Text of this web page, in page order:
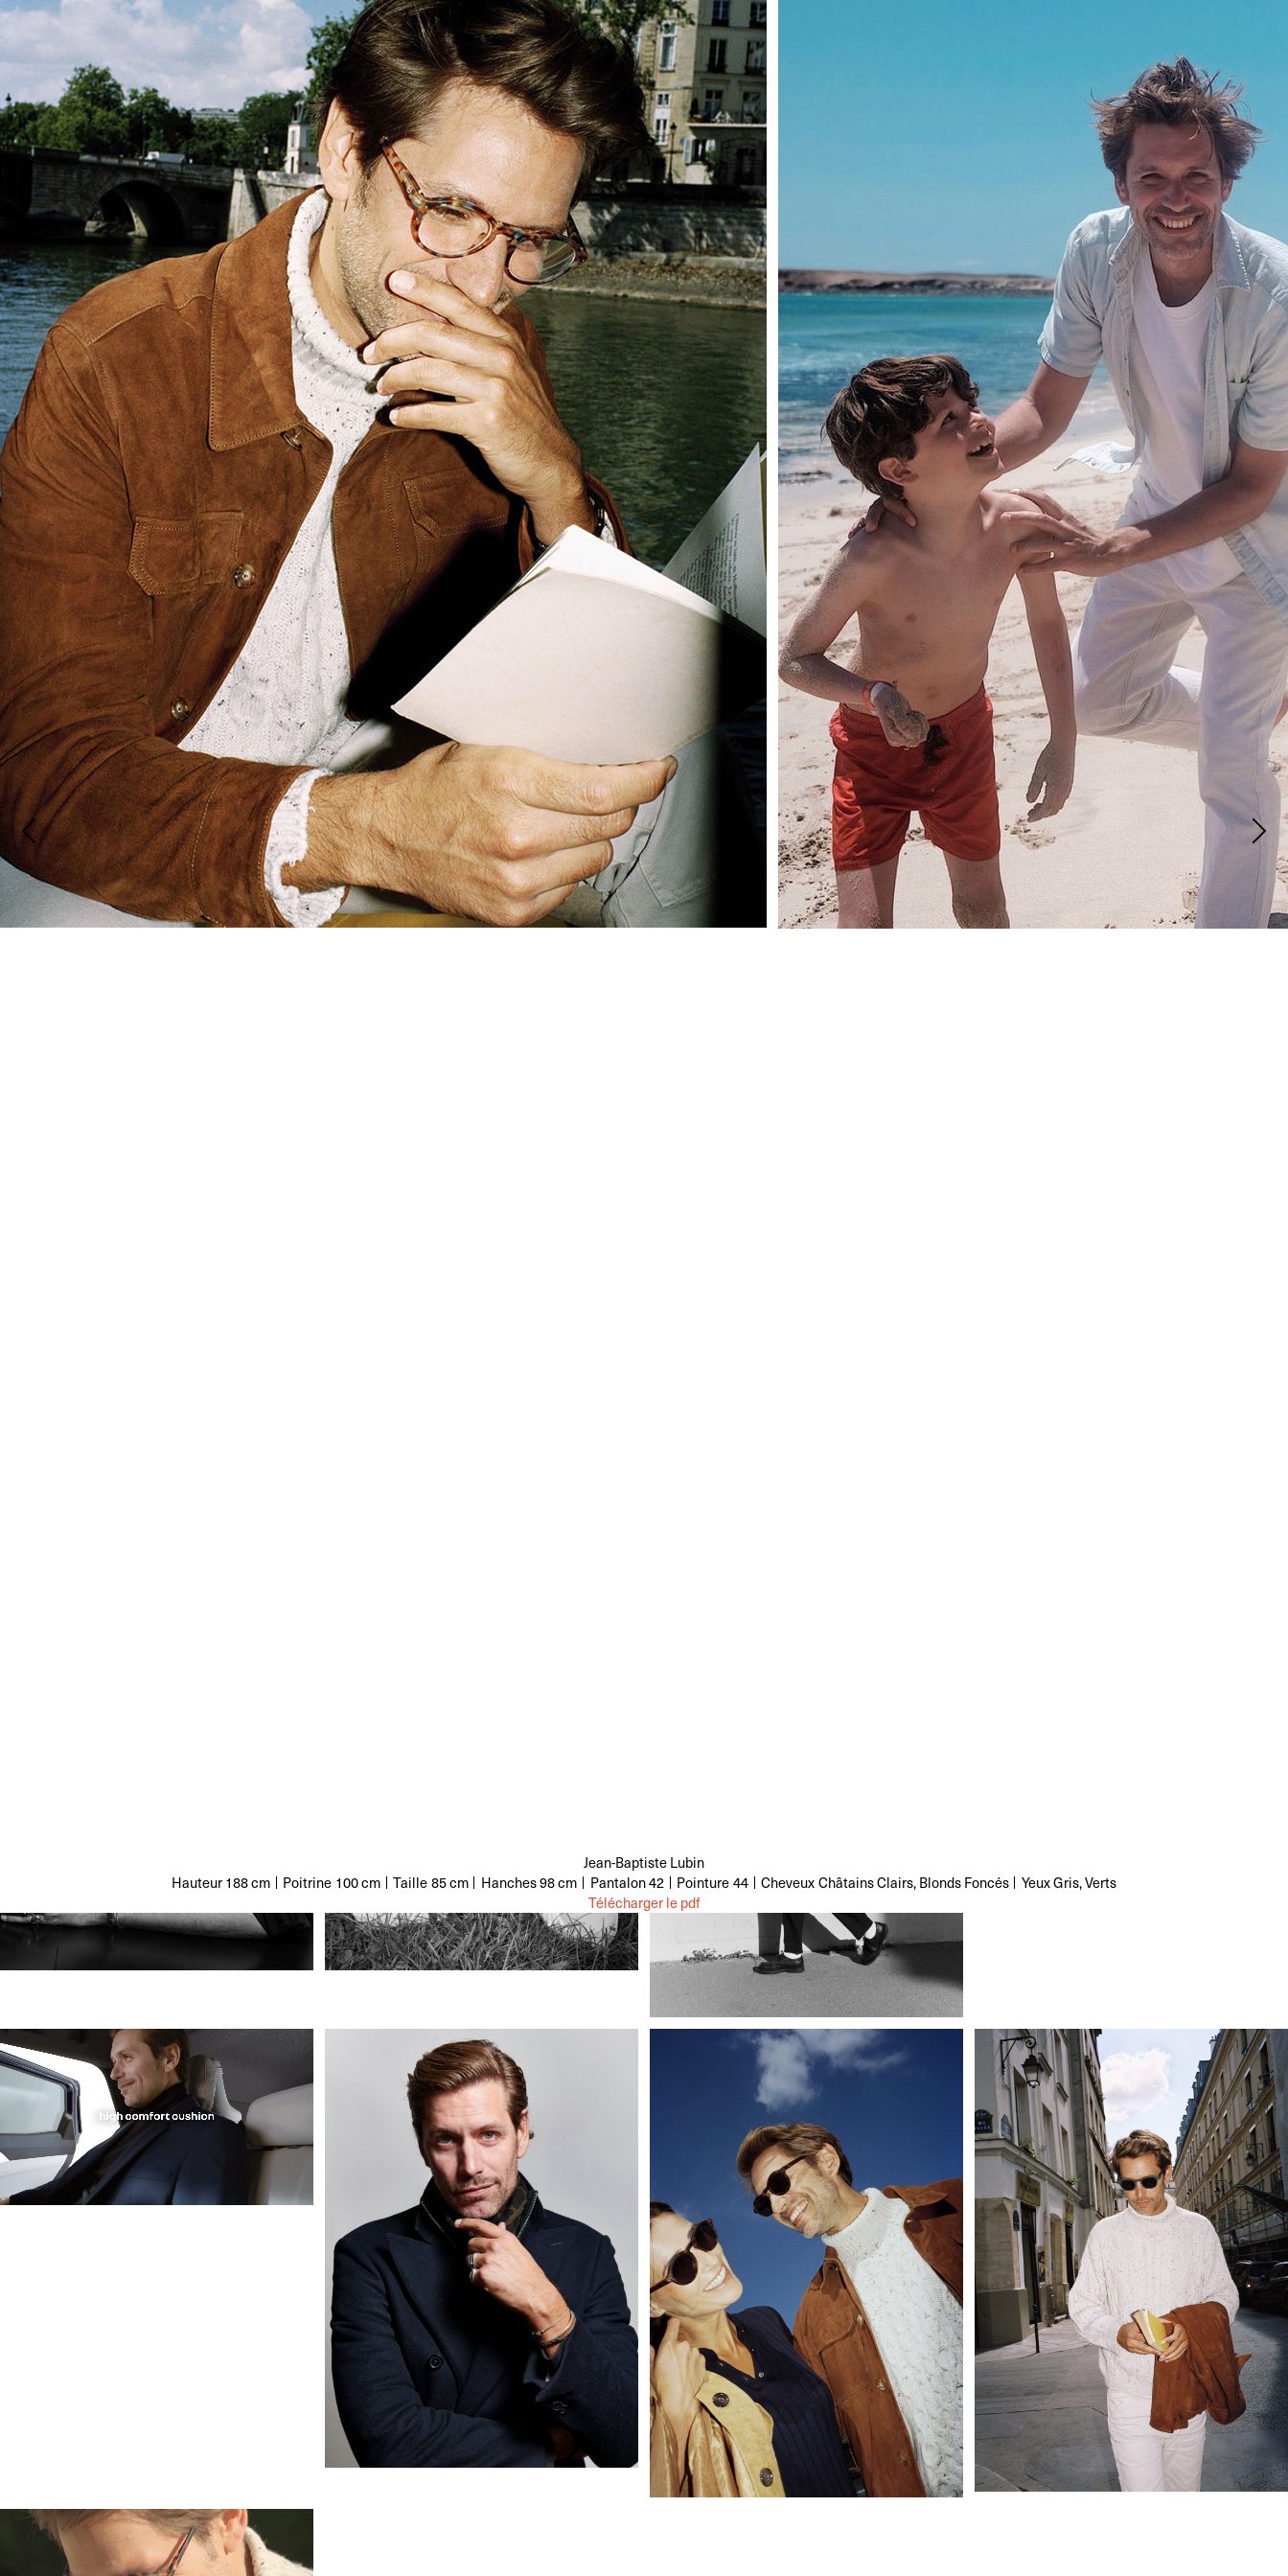
Jean-Baptiste Lubin
Hauteur188 cm Poitrine 100 cm Taille85 cm Hanches98 cm Pantalon42 Pointure44 CheveuxChâtains Clairs, Blonds Foncés YeuxGris, Verts
Télécharger le pdf